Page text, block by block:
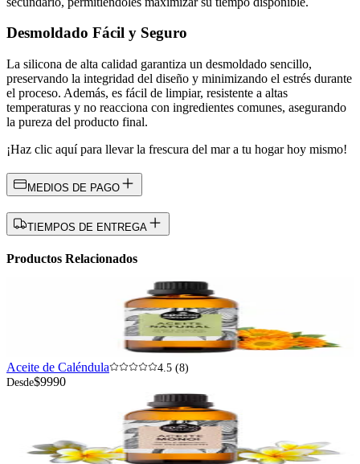
Desmoldado Fácil y Seguro
La silicona de alta calidad garantiza un desmoldado sencillo,
preservando la integridad del diseño y minimizando el estrés durante
el proceso. Además, es fácil de limpiar, resistente a altas
temperaturas y no reacciona con ingredientes comunes, asegurando
la pureza del producto final.
¡Haz clic aquí para llevar la frescura del mar a tu hogar hoy mismo!
MEDIOS DE PAGO
TIEMPOS DE ENTREGA
Productos Relacionados
Aceite de Caléndula
4.5 (8)
Desde$9990